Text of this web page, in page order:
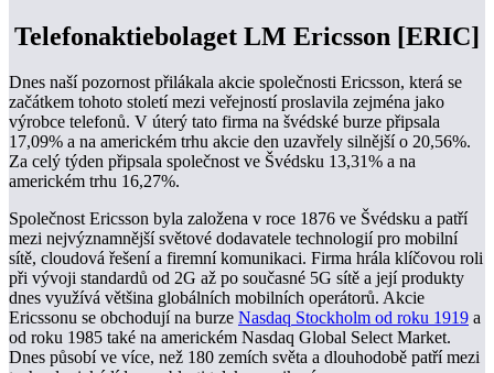
Telefonaktiebolaget LM Ericsson [ERIC]
Dnes naší pozornost přilákala akcie společnosti Ericsson, která se
začátkem tohoto století mezi veřejností proslavila zejména jako
výrobce telefonů. V úterý tato firma na švédské burze připsala
17,09% a na americkém trhu akcie den uzavřely silnější o 20,56%.
Za celý týden připsala společnost ve Švédsku 13,31% a na
americkém trhu 16,27%.
Společnost Ericsson byla založena v roce 1876 ve Švédsku a patří
mezi nejvýznamnější světové dodavatele technologií pro mobilní
sítě, cloudová řešení a firemní komunikaci. Firma hrála klíčovou roli
při vývoji standardů od 2G až po současné 5G sítě a její produkty
dnes využívá většina globálních mobilních operátorů. Akcie
Ericssonu se obchodují na burze Nasdaq Stockholm od roku 1919 a
od roku 1985 také na americkém Nasdaq Global Select Market.
Dnes působí ve více, než 180 zemích světa a dlouhodobě patří mezi